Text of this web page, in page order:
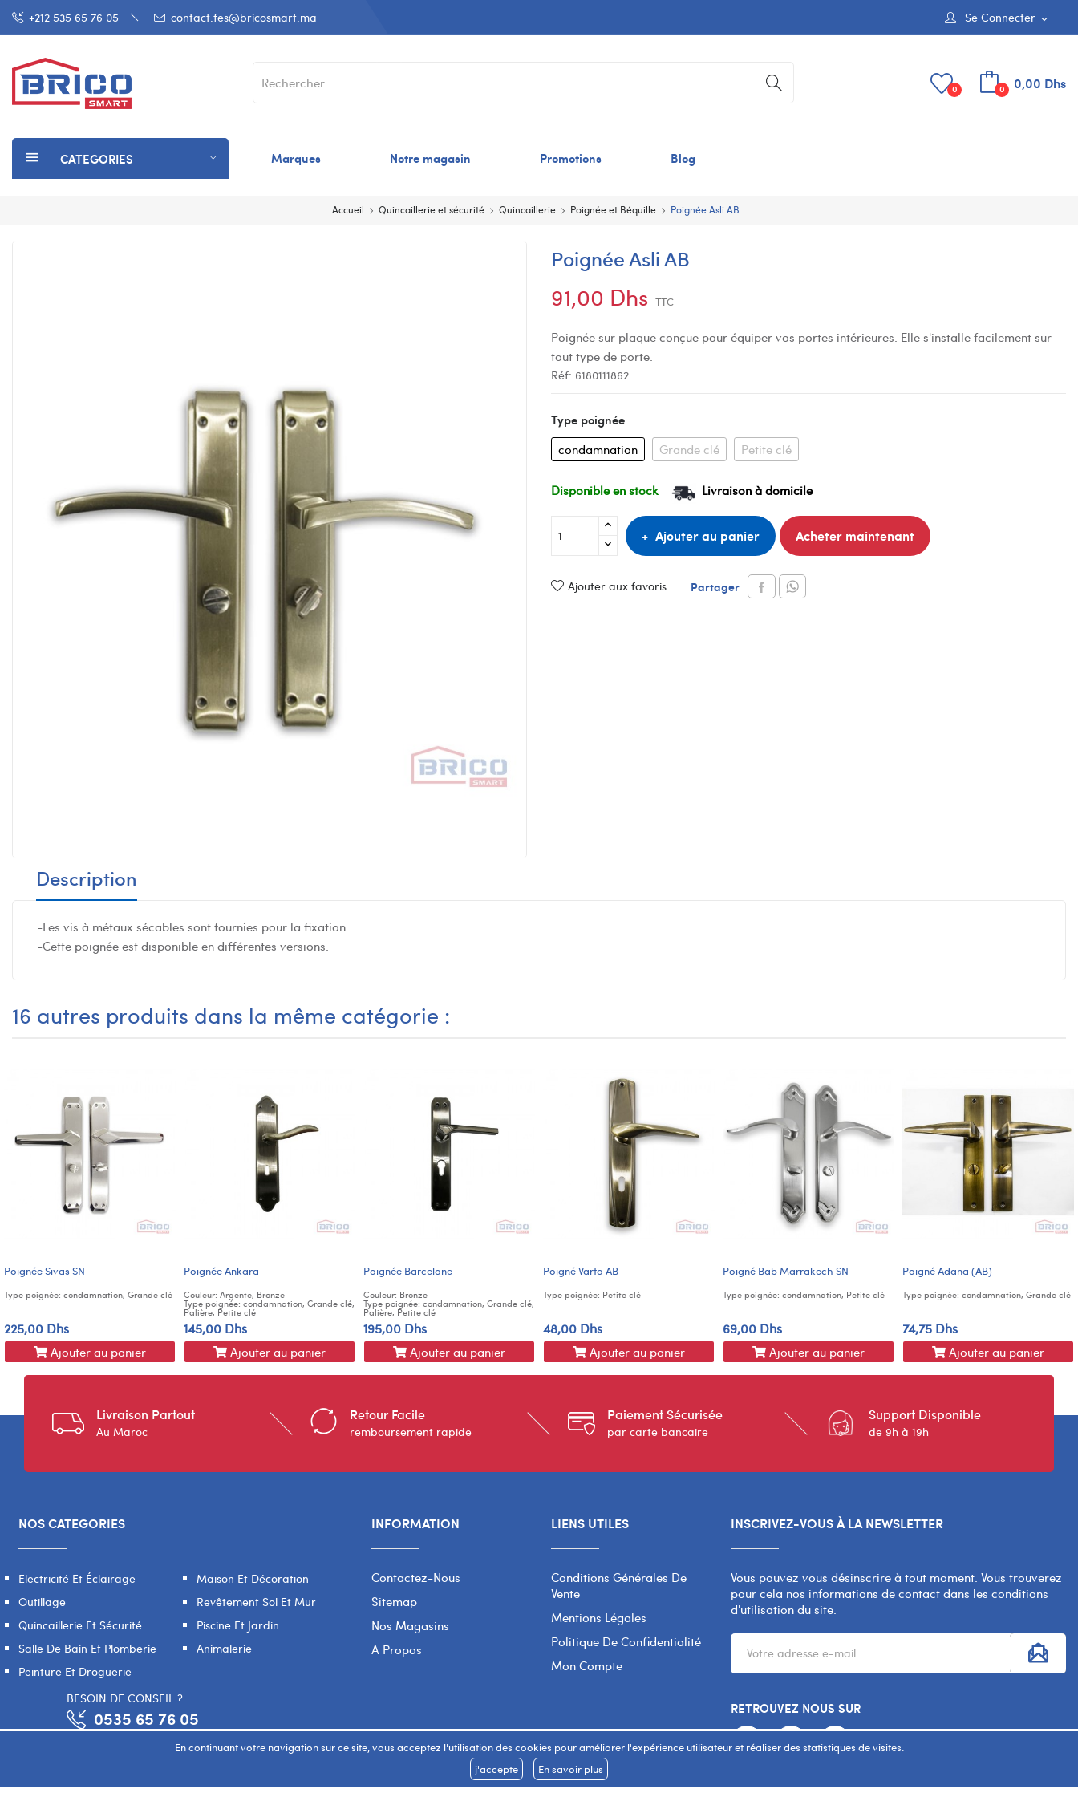
En continuant votre navigation sur ce site, vous acceptez l'utilisation des cookies pour améliorer l'expérience utilisateur et réaliser des statistiques de visites.
j'accepte
En savoir plus
Se Connecter expand_more
+212 535 65 76 05 contact.fes@bricosmart.ma
0,00 Dhs
0
0
CATEGORIES Marques Notre magasin Promotions Blog
Accueil Quincaillerie et sécurité Quincaillerie Poignée et Béquille Poignée Asli AB
Poignée Asli AB
91,00 Dhs TTC
Poignée sur plaque conçue pour équiper vos portes intérieures. Elle s'installe facilement sur
tout type de porte.
Réf: 6180111862
Type poignée
condamnation Grande clé Petite clé
Disponible en stock Livraison à domicile
Ajouter au panier Acheter maintenant
Ajouter aux favoris Partager
Description
-Les vis à métaux sécables sont fournies pour la fixation.
-Cette poignée est disponible en différentes versions.
16 autres produits dans la même catégorie :
Poignée Sivas SN
Type poignée: condamnation, Grande clé
225,00 Dhs
Ajouter au panier
Poignée Ankara
Couleur: Argente, Bronze
Type poignée: condamnation, Grande clé,
Palière, Petite clé
145,00 Dhs
Ajouter au panier
Poignée Barcelone
Couleur: Bronze
Type poignée: condamnation, Grande clé,
Palière, Petite clé
195,00 Dhs
Ajouter au panier
Poigné Varto AB
Type poignée: Petite clé
48,00 Dhs
Ajouter au panier
Poigné Bab Marrakech SN
Type poignée: condamnation, Petite clé
69,00 Dhs
Ajouter au panier
Poigné Adana (AB)
Type poignée: condamnation, Grande clé
74,75 Dhs
Ajouter au panier
Livraison Partout
Au Maroc
Retour Facile
remboursement rapide
Paiement Sécurisée
par carte bancaire
Support Disponible
de 9h à 19h
NOS CATEGORIES
Electricité Et Éclairage
Outillage
Quincaillerie Et Sécurité
Salle De Bain Et Plomberie
Peinture Et Droguerie
Maison Et Décoration
Revêtement Sol Et Mur
Piscine Et Jardin
Animalerie
BESOIN DE CONSEIL ?
0535 65 76 05
INFORMATION
Contactez-Nous
Sitemap
Nos Magasins
A Propos
LIENS UTILES
Conditions Générales De
Vente
Mentions Légales
Politique De Confidentialité
Mon Compte
INSCRIVEZ-VOUS À LA NEWSLETTER
Vous pouvez vous désinscrire à tout moment. Vous trouverez
pour cela nos informations de contact dans les conditions
d'utilisation du site.
RETROUVEZ NOUS SUR